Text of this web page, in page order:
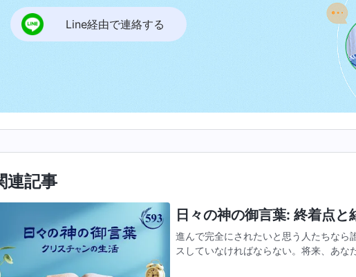
Line経由で連絡する
連記事
日々の神の御言葉: 終着点
進んで完全にされたいと思う人たちなら
スしていなければならない。将来、あな